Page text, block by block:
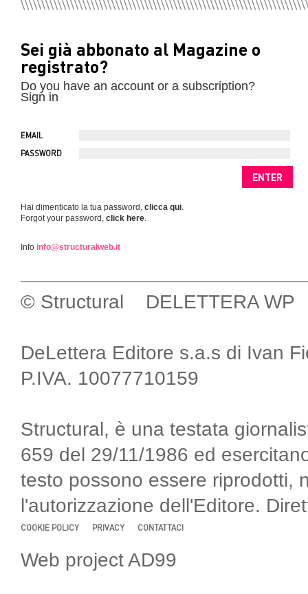
Sei già abbonato al Magazine o
registrato?
Do you have an account or a subscription?
Sign in
EMAIL
PASSWORD
Hai dimenticato la tua password, clicca qui.
Forgot your password, click here.
Info info@structuralweb.it
© Structural DELETTERA WP
DeLettera Editore s.a.s di Ivan
P.IVA. 10077710159
Structural, è una testata
659 del 29/11/1986 ed
testo possono essere riprodotti,
l'autorizzazione dell'Editore.
COOKIE POLICY PRIVACY CONTATTACI
Web project AD99